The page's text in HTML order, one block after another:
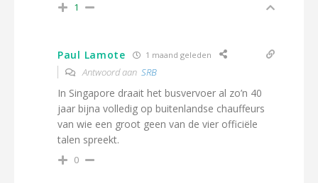
1
Paul Lamote 1 maand geleden
Antwoord aan SRB
In Singapore draait het busvervoer al zo’n 40
jaar bijna volledig op buitenlandse chauffeurs
van wie een groot geen van de vier officiële
talen spreekt.
0